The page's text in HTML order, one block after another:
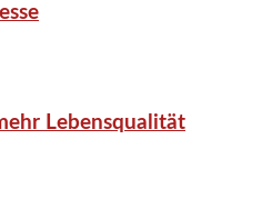
Lebensqualität